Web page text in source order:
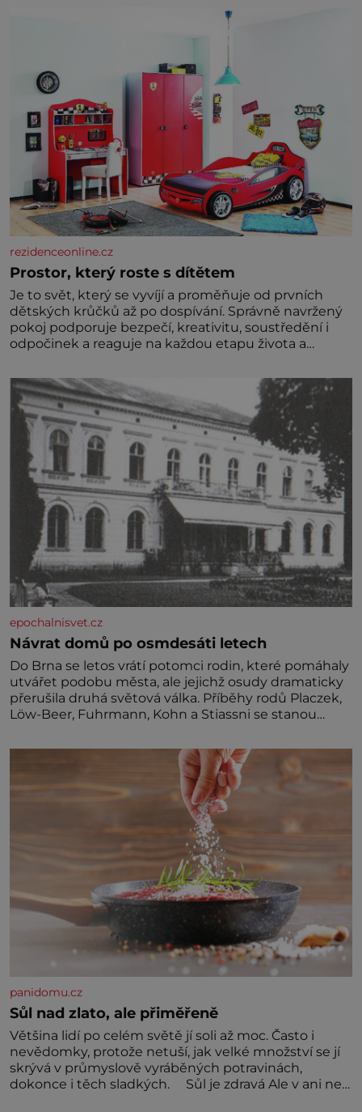
dávných lidí nesmírně dobře zachovalá, přičítají
odborníci zdejším klimatickým podmínkám. Sucho,
rezidenceonline.cz
Prostor, který roste s dítětem
Je to svět, který se vyvíjí a proměňuje od prvních
dětských krůčků až po dospívání. Správně navržený
pokoj podporuje bezpečí, kreativitu, soustředění i
odpočinek a reaguje na každou etapu života a
jednoduchost, měkkost a bezpečí, proto by pokoj
miminka měl působit především klidně a útulně.
Předškolní věk je
epochalnisvet.cz
Návrat domů po osmdesáti letech
Do Brna se letos vrátí potomci rodin, které pomáhaly
utvářet podobu města, ale jejichž osudy dramaticky
přerušila druhá světová válka. Příběhy rodů Placzek,
Löw-Beer, Fuhrmann, Kohn a Stiassni se stanou
židovské kultury ŠTETL FEST 2026. Některé návraty
nejsou jednoduché. Místa, která si člověk pamatuje z
rodinných vyprávění, už dávno
panidomu.cz
Sůl nad zlato, ale přiměřeně
Většina lidí po celém světě jí soli až moc. Často i
nevědomky, protože netuší, jak velké množství se jí
skrývá v průmyslově vyráběných potravinách,
dokonce i těch sladkých. Sůl je zdravá Ale v ani ne